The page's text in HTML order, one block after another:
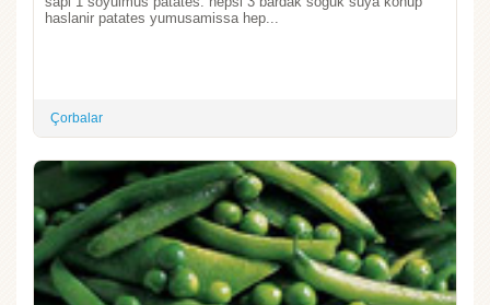
haslanir patates yumusamissa hep...
Çorbalar